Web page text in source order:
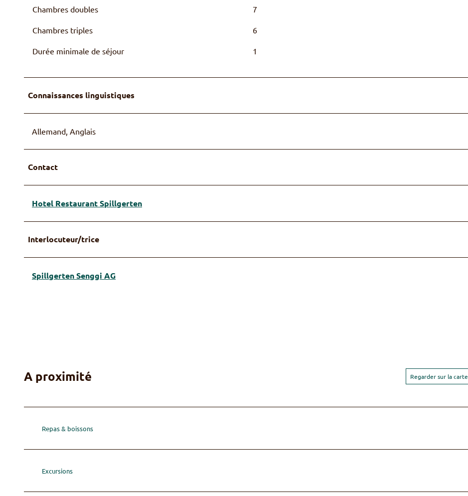
Chambres doubles 7
Chambres triples 6
Durée minimale de séjour 1
Connaissances linguistiques
Allemand, Anglais
Contact
Hotel Restaurant Spillgerten
Interlocuteur/trice
Spillgerten Senggi AG
A proximité Regarder sur la carte
Repas & boissons
Excursions